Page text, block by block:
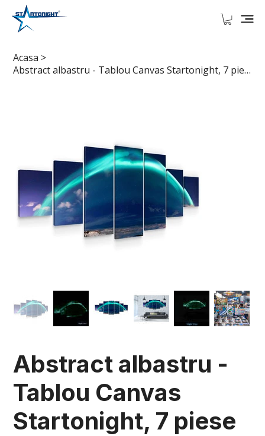
Acasa >
Abstract albastru - Tablou Canvas Startonight, 7 piese
Abstract albastru -
Tablou Canvas
Startonight, 7 piese